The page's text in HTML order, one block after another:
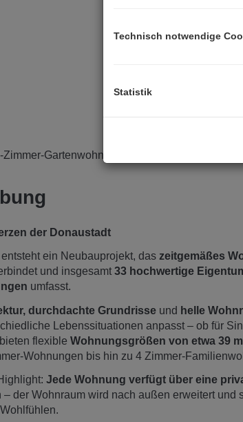
der Donaustadt
ein Neubauprojekt, das zeitgemäßes
und insgesamt 33 hochwertige
umfasst.
durchdachte Grundrisse und helle
Lebenssituationen anpasst – ob für
flexible Wohnungsgrößen von etwa 39
Wohnungen bis hin zu 4 Zimmer-
Jede Wohnung verfügt über eine
– der Wohnraum wird nach außen erweitert und
Technisch notwendige
Statistik